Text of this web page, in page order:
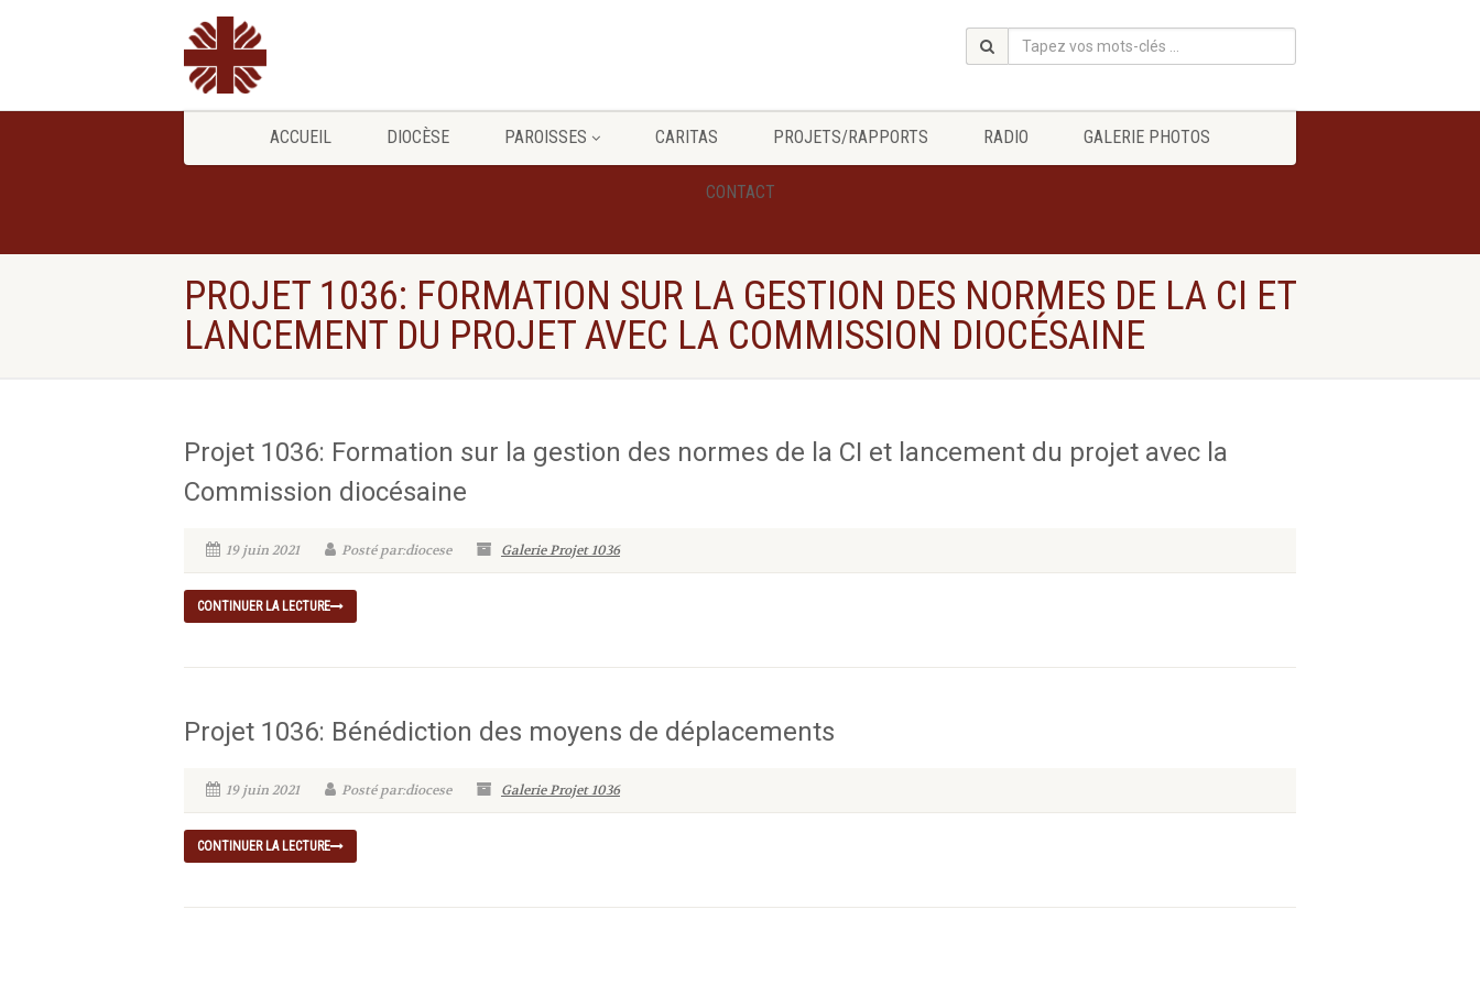
ACCUEIL DIOCÈSE PAROISSES CARITAS PROJETS/RAPPORTS RADIO GALERIE PHOTOS
CONTACT
PROJET 1036: FORMATION SUR LA GESTION DES NORMES DE LA CI ET
LANCEMENT DU PROJET AVEC LA COMMISSION DIOCÉSAINE
Projet 1036: Formation sur la gestion des normes de la CI et lancement du projet avec la
Commission diocésaine
19 juin 2021 Posté par:diocese Galerie Projet 1036
CONTINUER LA LECTURE
Projet 1036: Bénédiction des moyens de déplacements
19 juin 2021 Posté par:diocese Galerie Projet 1036
CONTINUER LA LECTURE